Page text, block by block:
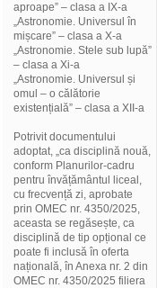
aproape” – clasa a IX-a
„Astronomie. Universul în
mișcare” – clasa a X-a
„Astronomie. Stele sub lupă”
– clasa a Xi-a
„Astronomie. Universul și
omul – o călătorie
existențială” – clasa a XII-a
Potrivit documentului
adoptat, „ca disciplină nouă,
conform Planurilor-cadru
pentru învățământul liceal,
cu frecvență zi, aprobate
prin OMEC nr. 4350/2025,
aceasta se regăsește, ca
disciplină de tip opțional ce
poate fi inclusă în oferta
națională, în Anexa nr. 2 din
OMEC nr. 4350/2025 filiera